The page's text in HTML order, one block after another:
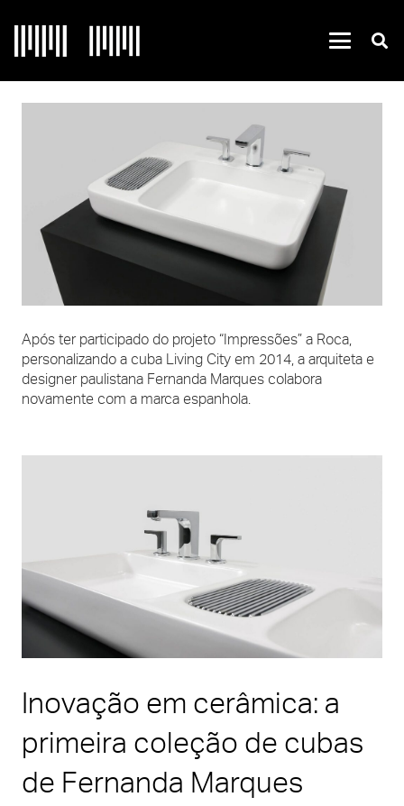
Após ter participado do projeto “Impressões” a Roca,
personalizando a cuba Living City em 2014, a arquiteta e
designer paulistana Fernanda Marques colabora
novamente com a marca espanhola.
Inovação em cerâmica: a
primeira coleção de cubas
de Fernanda Marques